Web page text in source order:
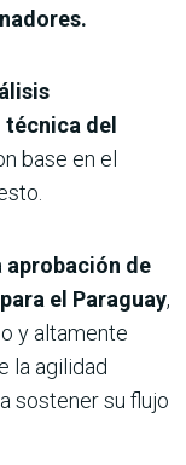
del
base en el
aprobación de
el Paraguay,
y altamente
la agilidad
sostener su flujo